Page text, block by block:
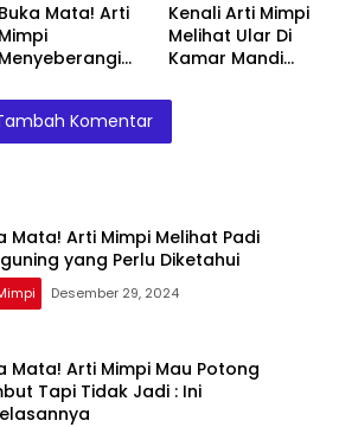
Buka Mata! Arti
Mimpi
Menyeberangi
Ternyata
Artinya
Pakar
Kenali Arti Mimpi
Melihat Ular Di
Kamar Mandi
Ini Penjelasannya
Komentar
Mata! Arti Mimpi Melihat Padi
Menguning yang Perlu Diketahui
Desember 29, 2024
Mata! Arti Mimpi Mau Potong
Tapi Tidak Jadi : Ini